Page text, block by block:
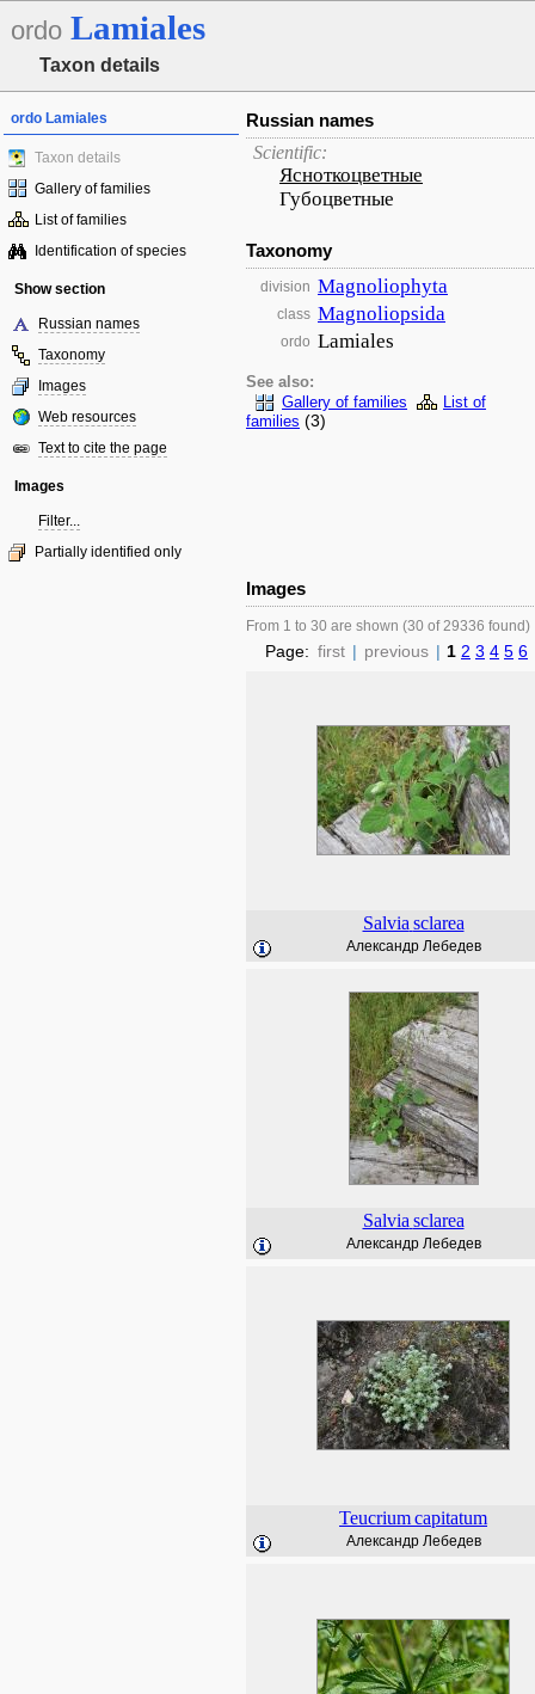
ordo Lamiales
Taxon details
ordo Lamiales
Taxon details
Gallery of families
List of families
Identification of species
Show section
Russian names
Taxonomy
Images
Web resources
Text to cite the page
Images
Filter...
Partially identified only
Russian names
Scientific:
Ясноткоцветные
Губоцветные
Taxonomy
division Magnoliophyta
class Magnoliopsida
ordo Lamiales
See also:
Gallery of families
List of
families (3)
Images
From 1 to 30 are shown (30 of 29336 found)
Page: first | previous | 1 2 3 4 5 6
Salvia sclarea
Александр Лебедев
Salvia sclarea
Александр Лебедев
Teucriumcapitatum
Александр Лебедев